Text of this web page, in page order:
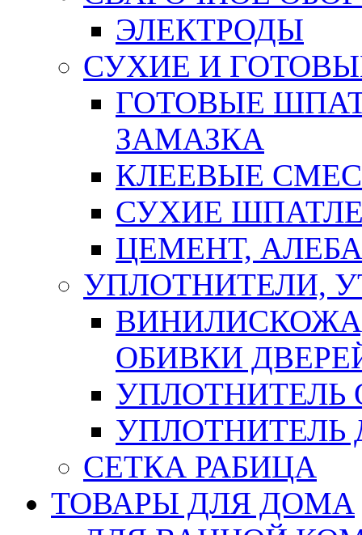
ЭЛЕКТРОДЫ
СУХИЕ И
ГОТОВЫЕ
ЗАМАЗКА
КЛЕЕВЫЕ
СУХИЕ
ЦЕМЕНТ,
УПЛОТНИТЕЛИ,
ОБИВКИ
УПЛОТНИТЕЛЬ
СЕТКА РАБИЦА
ТОВАРЫ ДЛЯ ДОМА